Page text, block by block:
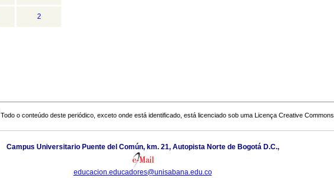
2
Todo o conteúdo deste periódico, exceto onde está identificado, está licenciado sob uma Licença Creative Commons
Campus Universitario Puente del Común, km. 21, Autopista Norte de Bogotá D.C.,
educacion.educadores@unisabana.edu.co